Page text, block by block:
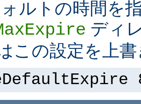
ルトの時間を
ディ
この設定を上書